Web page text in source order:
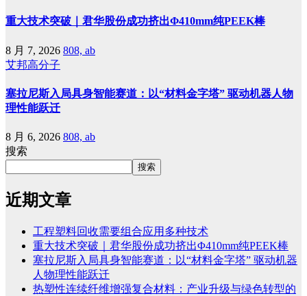
重大技术突破｜君华股份成功挤出Φ410mm纯PEEK棒
8 月 7, 2026 808, ab
艾邦高分子
塞拉尼斯入局具身智能赛道：以“材料金字塔” 驱动机器人物
理性能跃迁
8 月 6, 2026 808, ab
搜索
搜索
近期文章
工程塑料回收需要组合应用多种技术
重大技术突破｜君华股份成功挤出Φ410mm纯PEEK棒
塞拉尼斯入局具身智能赛道：以“材料金字塔” 驱动机器
人物理性能跃迁
热塑性连续纤维增强复合材料：产业升级与绿色转型的